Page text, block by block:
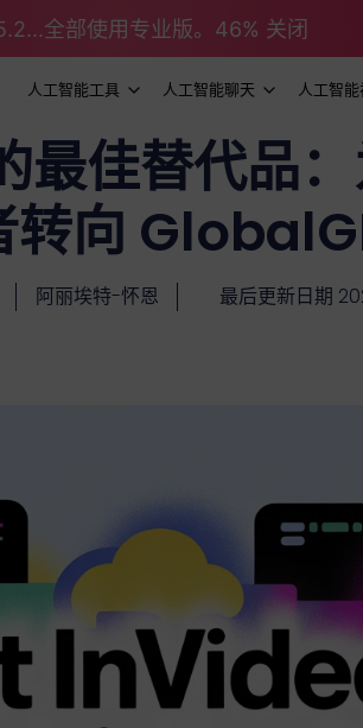
全部使用专业版。46% 关闭
人工智能工具 人工智能聊天 人工智
佳替代品
向
阿丽埃特-怀恩 最后更新日期